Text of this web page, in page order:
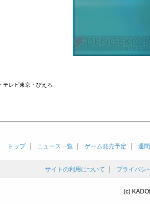
テレビ東京・ぴえろ
トップ ニュース一覧 ゲーム発売予定 週
サイトの利用について プライバシ
(c)